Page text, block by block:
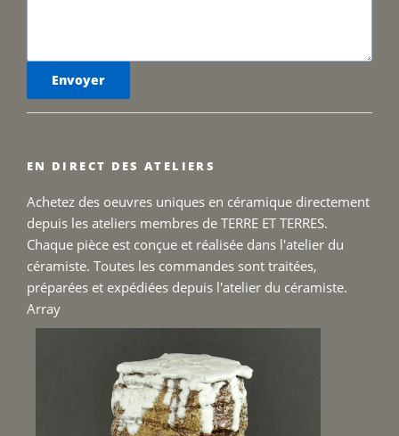
EN DIRECT DES ATELIERS
Achetez des oeuvres uniques en céramique directement
depuis les ateliers membres de TERRE ET TERRES.
Chaque pièce est conçue et réalisée dans l'atelier du
céramiste. Toutes les commandes sont traitées,
préparées et expédiées depuis l'atelier du céramiste.
Array